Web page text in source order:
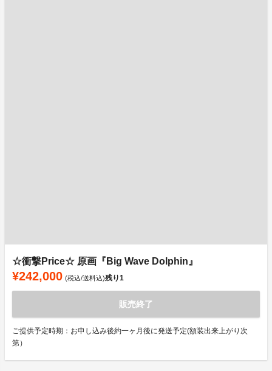
☆衝撃Price☆ 原画『Big Wave Dolphin』
¥242,000 (税込/送料込)残り1
販売終了
ご提供予定時期：お申し込み後約一ヶ月後に発送予定(額装出来上がり次
第）